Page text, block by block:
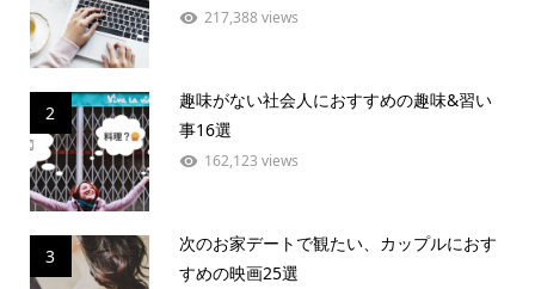
217,388 views
2
趣味がない社会人におすすめの趣味&習い
事16選
162,123 views
3
次のお家デートで観たい、カップルにおす
すめの映画25選